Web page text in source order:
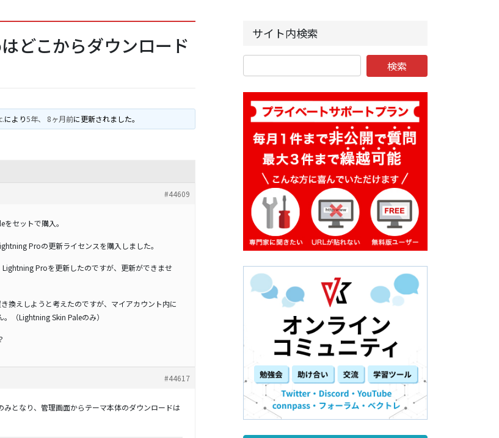
どこからダウンロード
により5年、 8ヶ月前に更新されました。
#44609
セットで購入。
Proの更新ライセンスを購入しました。
Proを更新したのですが、更新ができませ
換えしようと考えたのですが、マイアカウント内に
（Lightning Skin Paleのみ）
#44617
となり、管理画面からテーマ本体のダウンロードは
サイト内検索